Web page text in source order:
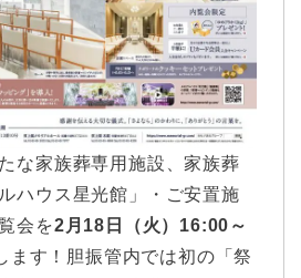
な家族葬専用施設、家族葬
ハウス星光館」・ご安置施
会を2月18日（火）16:00～
ます！胆振管内では初の「祭